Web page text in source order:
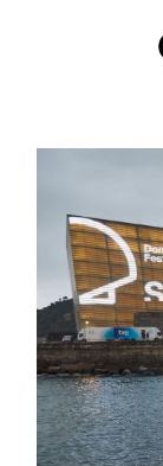
Servicios
Cursos
Equipo
Blog